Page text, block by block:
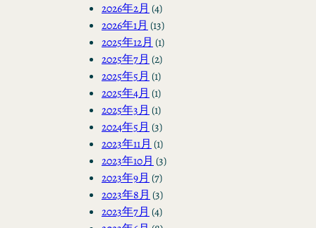
2026年2月 (4)
2026年1月 (13)
2025年12月 (1)
2025年7月 (2)
2025年5月 (1)
2025年4月 (1)
2025年3月 (1)
2024年5月 (3)
2023年11月 (1)
2023年10月 (3)
2023年9月 (7)
2023年8月 (3)
2023年7月 (4)